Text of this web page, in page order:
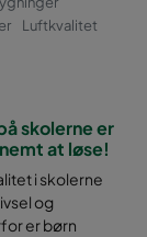
Luftkvalitet
skolerne er
at løse!
i skolerne
og
er børn